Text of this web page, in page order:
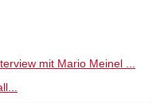
mit Mario Meinel ...